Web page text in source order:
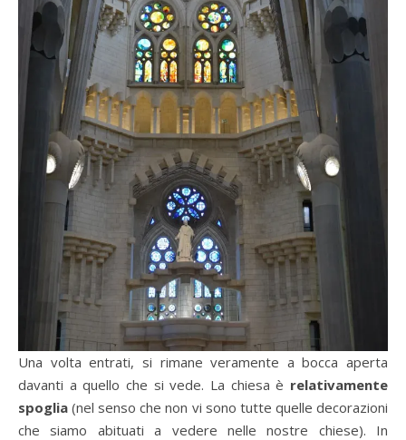
Una volta entrati, si rimane veramente a bocca aperta
davanti a quello che si vede. La chiesa è relativamente
spoglia (nel senso che non vi sono tutte quelle decorazioni
che siamo abituati a vedere nelle nostre chiese). In